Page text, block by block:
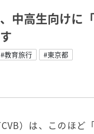
中高生向けに
#教育旅行 #東京都
）は、このほど